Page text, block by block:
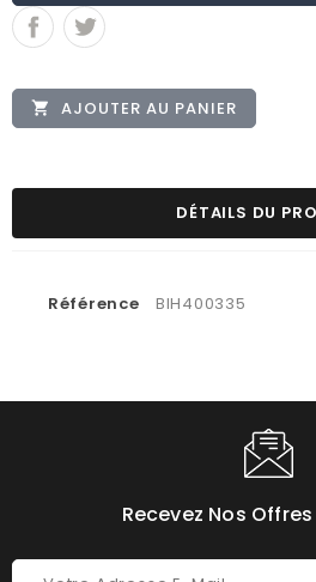
 AJOUTER AU PANIER
DÉTAILS DU
Référence BIH400335
Recevez Nos